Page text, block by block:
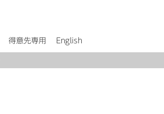
得意先専用 English